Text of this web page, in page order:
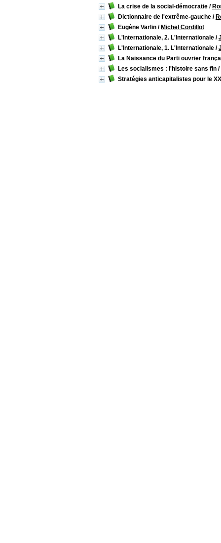
La crise de la social-démocratie /
Dictionnaire de l'extrême-gauche /
Eugène Varlin / Michel Cordillot
L'Internationale, 2. L'Internationale /
L'Internationale, 1. L'Internationale /
La Naissance du Parti ouvrier
Les socialismes : l'histoire sans fin /
Stratégies anticapitalistes pour le